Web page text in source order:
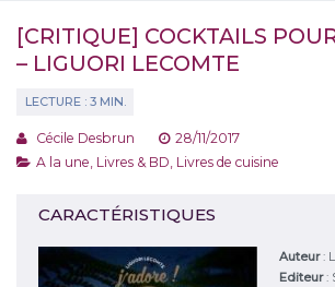
[CRITIQUE] COCKTAILS
– LIGUORI LECOMTE
Cécile Desbrun
28/11/2017
A la une Livres & BD Livres de cuisine
CARACTÉRISTIQUES
Auteur:
Editeur: